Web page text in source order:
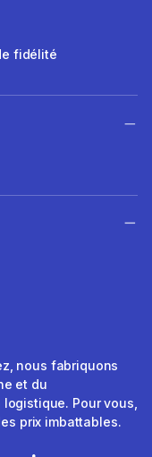
fidélité
nous fabriquons
et du
Pour vous,
prix imbattables.